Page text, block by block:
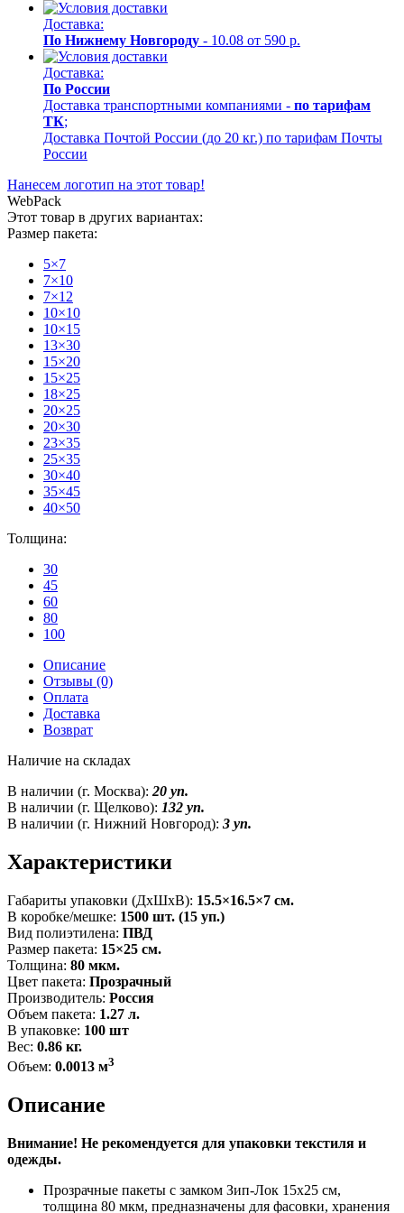
Доставка:
По Нижнему Новгороду - 10.08 от 590 р.
Доставка:
По России
Доставка транспортными компаниями - по тарифам
ТК;
Доставка Почтой России (до 20 кг.) по тарифам Почты
России
Нанесем логотип на этот товар!
WebPack
Этот товар в других вариантах:
Размер пакета:
5×7
7×10
7×12
10×10
10×15
13×30
15×20
15×25
18×25
20×25
20×30
23×35
25×35
30×40
35×45
40×50
Толщина:
30
45
60
80
100
Описание
Отзывы (0)
Оплата
Доставка
Возврат
Наличие на складах
В наличии (г. Москва): 20 уп.
В наличии (г. Щелково): 132 уп.
В наличии (г. Нижний Новгород): 3 уп.
Характеристики
Габариты упаковки (ДxШxВ): 15.5×16.5×7 см.
В коробке/мешке: 1500 шт. (15 уп.)
Вид полиэтилена: ПВД
Размер пакета: 15×25 см.
Толщина: 80 мкм.
Цвет пакета: Прозрачный
Производитель: Россия
Объем пакета: 1.27 л.
В упаковке: 100 шт
Вес: 0.86 кг.
Объем: 0.0013 м3
Описание
Внимание! Не рекомендуется для упаковки текстиля и
одежды.
Прозрачные пакеты с замком Зип-Лок 15x25 см,
толщина 80 мкм, предназначены для фасовки, хранения